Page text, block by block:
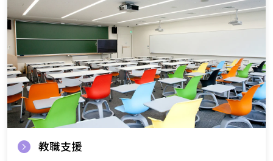
教職支援